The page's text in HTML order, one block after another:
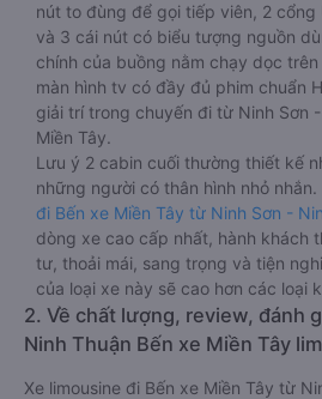
nút to đùng để gọi tiếp viên, 2 cổng
và 3 cái nút có biểu tượng nguồn
chính của buồng nằm chạy dọc
màn hình tv có đầy đủ phim chuẩn
giải trí trong chuyến đi từ Ninh Sơn
Miền Tây.
Lưu ý 2 cabin cuối thường thiết kế
những người có thân hình nhỏ nhắn.
đi Bến xe Miền Tây từ Ninh Sơn -
dòng xe cao cấp nhất, hành khách
tư, thoải mái, sang trọng và tiện
của loại xe này sẽ cao hơn các loại
2. Về chất lượng, review, đánh
Ninh Thuận Bến xe Miền Tây
Xe limousine đi Bến xe Miền Tây từ